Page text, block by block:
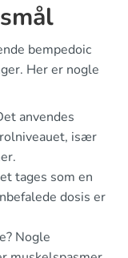
bempedoic
Her er nogle
anvendes
især
tages som en
dosis er
Nogle